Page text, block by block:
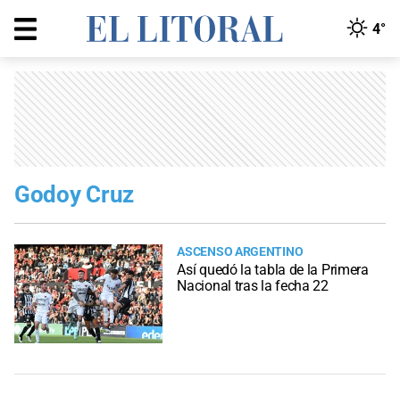
4°
Godoy Cruz
ASCENSO ARGENTINO
Así quedó la tabla de la Primera
Nacional tras la fecha 22